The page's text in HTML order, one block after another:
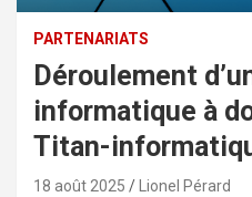
PARTENARIATS
Déroulement
informatique à
Titan-
18 août 2025 Lionel Pérard